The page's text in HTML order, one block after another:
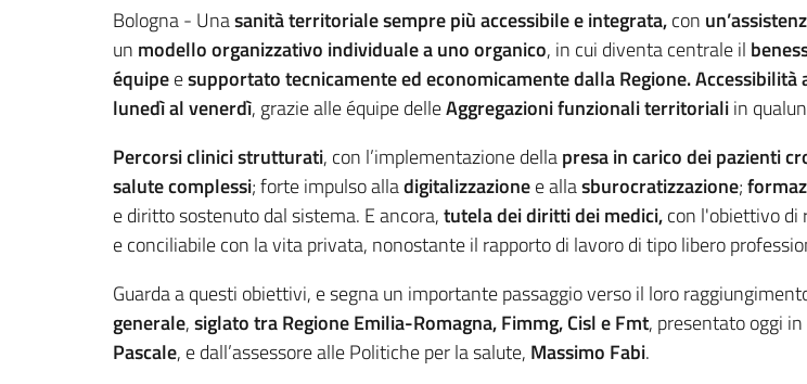
Contenuto
Bologna - Unasanità territoriale sempre più accessibile e integrata,con
un modello organizzativo individuale a uno organico, in cui diventa centrale il
équipeesupportato tecnicamente ed economicamente dalla Regione.
lunedì al venerdì, grazie alle équipe delleAggregazioni funzionali territorialiin
Percorsi clinici strutturati, con l’implementazione dellapresa in carico dei pazienti
salute complessi; forte impulso alladigitalizzazionee allasburocratizzazione;
e diritto sostenuto dal sistema. E ancora,tutela deidiritti dei medici,con l'obiettivo di
e conciliabile con la vita privata, nonostante il rapporto di lavoro di tipo libero
Guarda a questi obiettivi, e segna un importante passaggio verso il loro
generale,siglato tra Regione Emilia-Romagna, Fimmg, Cisl e Fmt, presentato oggi in
Pascale, e dall’assessore alle Politiche per la salute, Massimo Fabi.